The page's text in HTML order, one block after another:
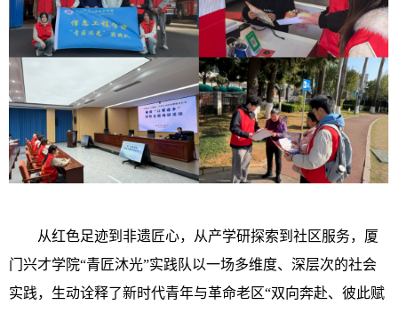
从红色足迹到非遗匠心，从产学研探索到社区服务，厦
门兴才学院“青匠沐光”实践队以一场多维度、深层次的社会
实践，生动诠释了新时代青年与革命老区“双向奔赴、彼此赋